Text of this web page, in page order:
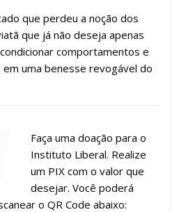
que perdeu a noção dos
que já não deseja apenas
comportamentos e
uma benesse revogável do
Faça uma doação para o
Instituto Liberal. Realize
um PIX com o valor que
desejar. Você poderá
o QR Code abaixo: